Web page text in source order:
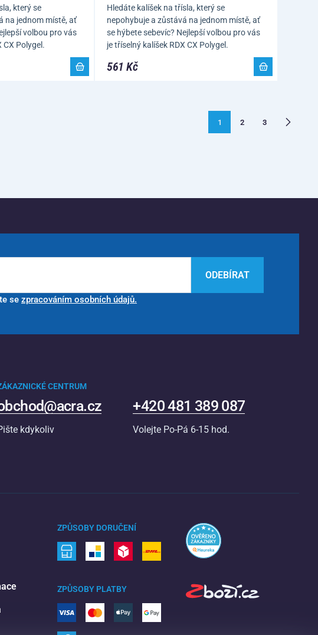
který se
na jednom místě, ať
volbou pro vás
CX Polygel.
Hledáte kalíšek na třísla, který se
nepohybuje a zůstává na jednom místě, ať
se hýbete sebevíc? Nejlepší volbou pro vás
je tříselný kalíšek RDX CX Polygel.
561 Kč
1 2 3
ODEBÍRAT
se zpracováním osobních údajů.
CENTRUM
kdykoliv
+420 481 389 087
Volejte Po-Pá 6-15 hod.
ZPŮSOBY DORUČENÍ
ZPŮSOBY PLATBY